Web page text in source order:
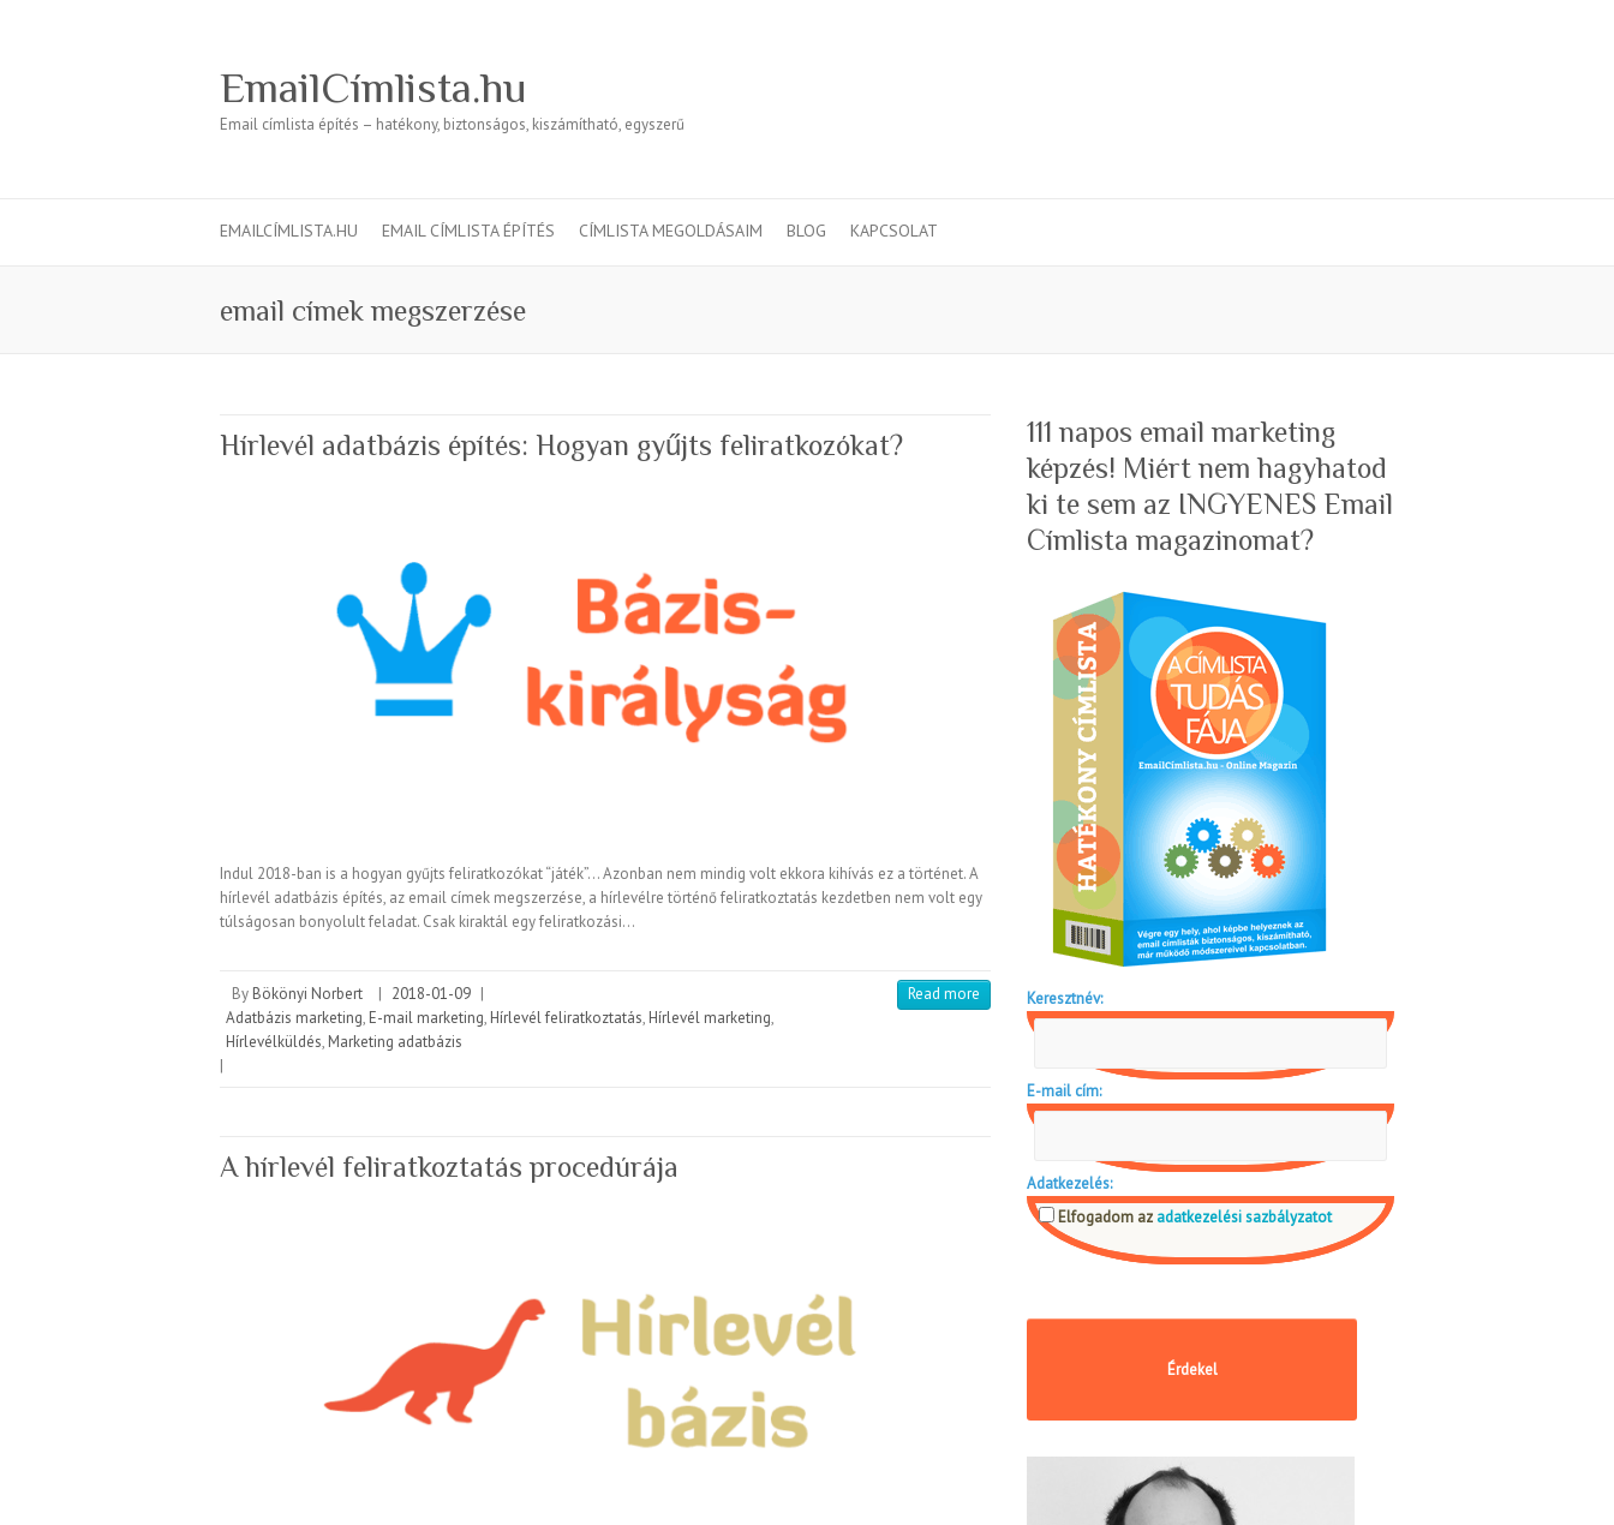
EmailCímlista.hu
Email címlista építés – hatékony, biztonságos, kiszámítható, egyszerű
EMAILCÍMLISTA.HU EMAIL CÍMLISTA ÉPÍTÉS CÍMLISTA MEGOLDÁSAIM BLOG KAPCSOLAT
email címek megszerzése
Hírlevél adatbázis építés: Hogyan gyűjts feliratkozókat?
Indul 2018-ban is a hogyan gyűjts feliratkozókat “játék”… Azonban nem mindig volt ekkora kihívás ez a történet. A
hírlevél adatbázis építés, az email címek megszerzése, a hírlevélre történő feliratkoztatás kezdetben nem volt egy
túlságosan bonyolult feladat. Csak kiraktál egy feliratkozási…
By Bökönyi Norbert | 2018-01-09 |
Adatbázis marketing, E-mail marketing, Hírlevél feliratkoztatás, Hírlevél marketing,
Hírlevélküldés, Marketing adatbázis
|
Read more
A hírlevél feliratkoztatás procedúrája
111 napos email marketing
képzés! Miért nem hagyhatod
ki te sem az INGYENES Email
Címlista magazinomat?
Keresztnév:
E-mail cím:
Adatkezelés:
Elfogadom az adatkezelési sazbályzatot